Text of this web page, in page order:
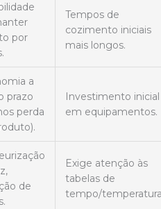
por
Tempos de
cozimento iniciais
mais longos.
a
prazo
perda
Investimento inicial
em equipamentos.
de
Exige atenção às
tabelas de
tempo/